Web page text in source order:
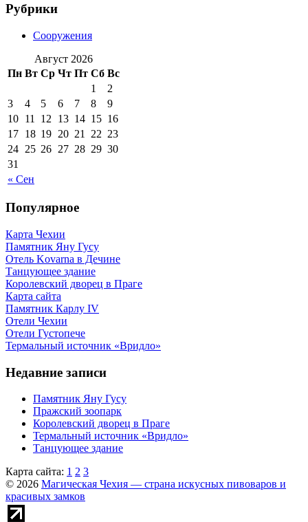
Рубрики
Сооружения
Август 2026
Пн Вт Ср Чт Пт Сб Вс
« Сен
1
2
3
4 5 6 7 8
9
10 11 12 13 14 15 16
17 18 19 20 21 22 23
24 25 26 27 28 29 30
31
Популярное
Карта Чехии
Памятник Яну Гусу
Отель Kovarna в Дечине
Танцующее здание
Королевский дворец в Праге
Карта сайта
Памятник Карлу IV
Отели Чехии
Отели Густопече
Термальный источник «Вридло»
Недавние записи
Памятник Яну Гусу
Пражский зоопарк
Королевский дворец в Праге
Термальный источник «Вридло»
Танцующее здание
Карта сайта: 1 2 3
© 2026 Магическая Чехия — страна искусных пивоваров и
красивых замков